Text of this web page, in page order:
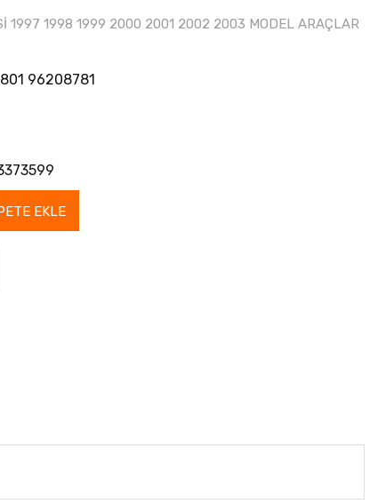
1997 1998 1999 2000 2001 2002 2003 MODEL ARAÇLAR
96208781
EKLE